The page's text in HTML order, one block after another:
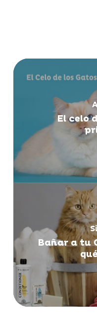
El celo
Bañar a tu